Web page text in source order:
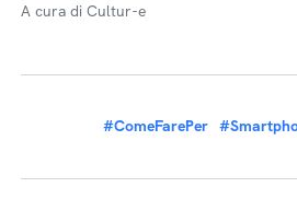
A cura di Cultur-e
#ComeFarePer